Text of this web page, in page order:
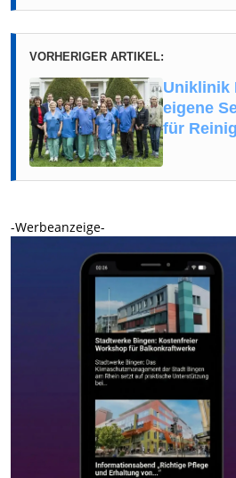
VORHERIGER ARTIKEL:
Uniklinik
eigene
für
-Werbeanzeige-